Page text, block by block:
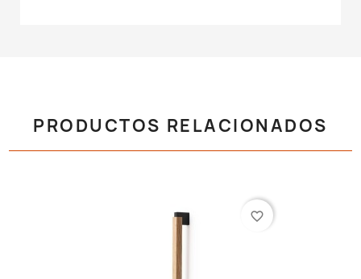
PRODUCTOS RELACIONADOS
favorite_border